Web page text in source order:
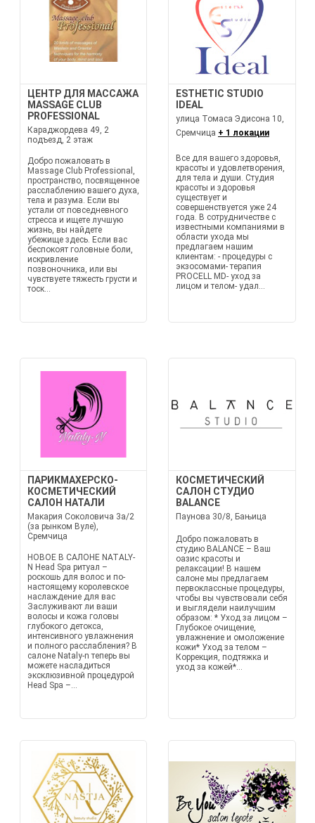
ЦЕНТР ДЛЯ МАССАЖА
MASSAGE CLUB
PROFESSIONAL
Караджордева 49, 2
подъезд, 2 этаж
Добро пожаловать в
Massage Club Professional,
пространство, посвященное
расслаблению вашего духа,
тела и разума. Если вы
устали от повседневного
стресса и ищете лучшую
жизнь, вы найдете
убежище здесь. Если вас
беспокоят головные боли,
искривление
позвоночника, или вы
чувствуете тяжесть грусти и
тоск...
ESTHETIC STUDIO
IDEAL
улица Томаса Эдисона 10,
Сремчица + 1 локации
Все для вашего здоровья,
красоты и удовлетворения,
для тела и души. Студия
красоты и здоровья
существует и
совершенствуется уже 24
года. В сотрудничестве с
известными компаниями в
области ухода мы
предлагаем нашим
клиентам: - процедуры с
экзосомами- терапия
PROCELL MD- уход за
лицом и телом- удал...
ПАРИКМАХЕРСКО-
КОСМЕТИЧЕСКИЙ
САЛОН НАТАЛИ
Макария Соколовича 3а/2
(за рынком Вуле),
Сремчица
НОВОЕ В САЛОНЕ NATALY-
N Head Spa ритуал –
роскошь для волос и по-
настоящему королевское
наслаждение для вас
Заслуживают ли ваши
волосы и кожа головы
глубокого детокса,
интенсивного увлажнения
и полного расслабления? В
салоне Nataly-n теперь вы
можете насладиться
эксклюзивной процедурой
Head Spa –...
КОСМЕТИЧЕСКИЙ
САЛОН СТУДИО
BALANCE
Паунова 30/8, Бањица
Добро пожаловать в
студию BALANCE – Ваш
оазис красоты и
релаксации! В нашем
салоне мы предлагаем
первоклассные процедуры,
чтобы вы чувствовали себя
и выглядели наилучшим
образом: * Уход за лицом –
Глубокое очищение,
увлажнение и омоложение
кожи* Уход за телом –
Коррекция, подтяжка и
уход за кожей*...